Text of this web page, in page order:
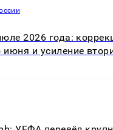
2026 года:
июня и усиление